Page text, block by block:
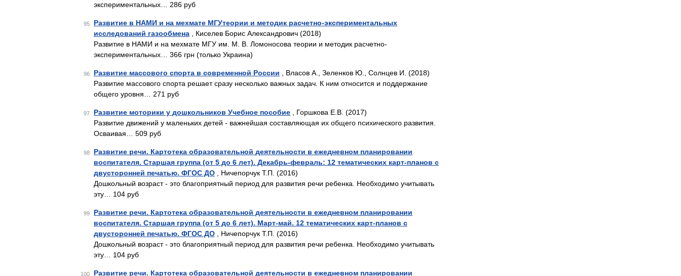
экспериментальных… 286 руб
95
Развитие в НАМИ и на мехмате МГУтеории и методик расчетно-экспериментальных
исследований газообмена , Киселев Борис Александрович (2018)
Развитие в НАМИ и на мехмате МГУ им. М. В. Ломоносова теории и методик расчетно-
экспериментальных… 366 грн (только Украина)
96 Развитие массового спорта в современной России , Власов А., Зеленков Ю., Солнцев И. (2018)
Развитие массового спорта решает сразу несколько важных задач. К ним относится и поддержание
общего уровня… 271 руб
97 Развитие моторики у дошкольников Учебное пособие , Горшкова Е.В. (2017)
Развитие движений у маленьких детей - важнейшая составляющая их общего психического развития.
Осваивая… 509 руб
98
Развитие речи. Картотека образовательной деятельности в ежедневном планировании
воспитателя. Старшая группа (от 5 до 6 лет). Декабрь-февраль: 12 тематических карт-планов с
двусторонней печатью. ФГОС ДО , Ничепорчук Т.П. (2016)
Дошкольный возраст - это благоприятный период для развития речи ребенка. Необходимо учитывать
эту… 104 руб
99
Развитие речи. Картотека образовательной деятельности в ежедневном планировании
воспитателя. Старшая группа (от 5 до 6 лет). Март-май. 12 тематических карт-планов с
двусторонней печатью. ФГОС ДО , Ничепорчук Т.П. (2016)
Дошкольный возраст - это благоприятный период для развития речи ребенка. Необходимо учитывать
эту… 104 руб
100
Развитие речи. Картотека образовательной деятельности в ежедневном планировании